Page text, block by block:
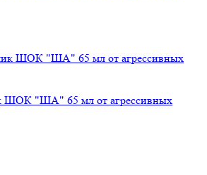
ШОК "ША" 65 мл от агрессивных